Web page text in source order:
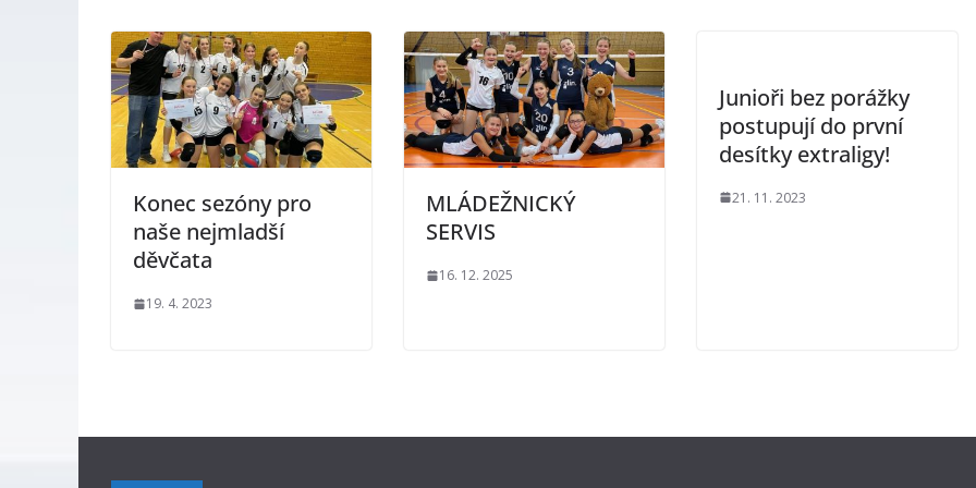
Konec sezóny pro
naše nejmladší
děvčata
19. 4. 2023
MLÁDEŽNICKÝ
SERVIS
16. 12. 2025
Junioři bez porážky
postupují do první
desítky extraligy!
21. 11. 2023